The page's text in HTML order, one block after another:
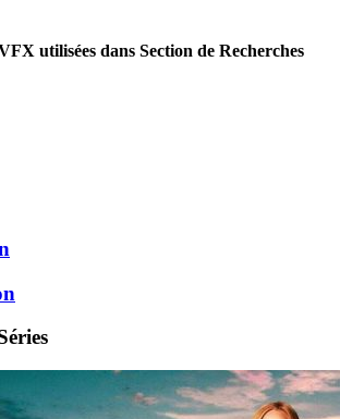
utilisées dans Section de Recherches